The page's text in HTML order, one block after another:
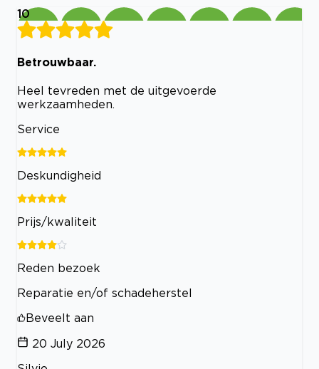
10
Betrouwbaar.
Heel tevreden met de uitgevoerde
werkzaamheden.
Service
Deskundigheid
Prijs/kwaliteit
Reden bezoek
Reparatie en/of schadeherstel
Beveelt aan
20 July 2026